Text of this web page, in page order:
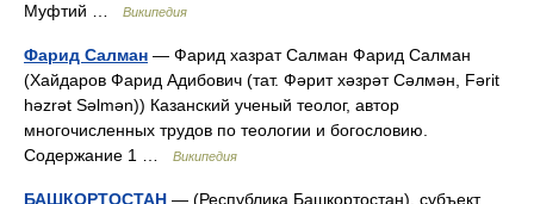
Муфтий …
Википедия
Фарид Салман — Фарид хазрат Салман Фарид Салман
(Хайдаров Фарид Адибович (тат. Фәрит хәзрәт Сәлмән, Fәrit
hәzrәt Sәlmәn)) Казанский ученый теолог, автор
многочисленных трудов по теологии и богословию.
Содержание 1 …
Википедия
БАШКОРТОСТАН — (Республика Башкортостан), субъект